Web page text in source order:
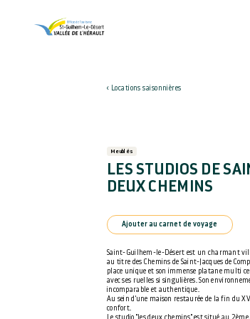
Locations saisonnières
Meublés
LES STUDIOS DE
DEUX CHEMINS
Ajouter au carnet de voyage
Saint-Guilhem-le-Désert est un charmant
au titre des Chemins de Saint-Jacques de
place unique et son immense platane multi
avec ses ruelles si singulières. Son
incomparable et authentique.
Au sein d'une maison restaurée de la fin du
confort.